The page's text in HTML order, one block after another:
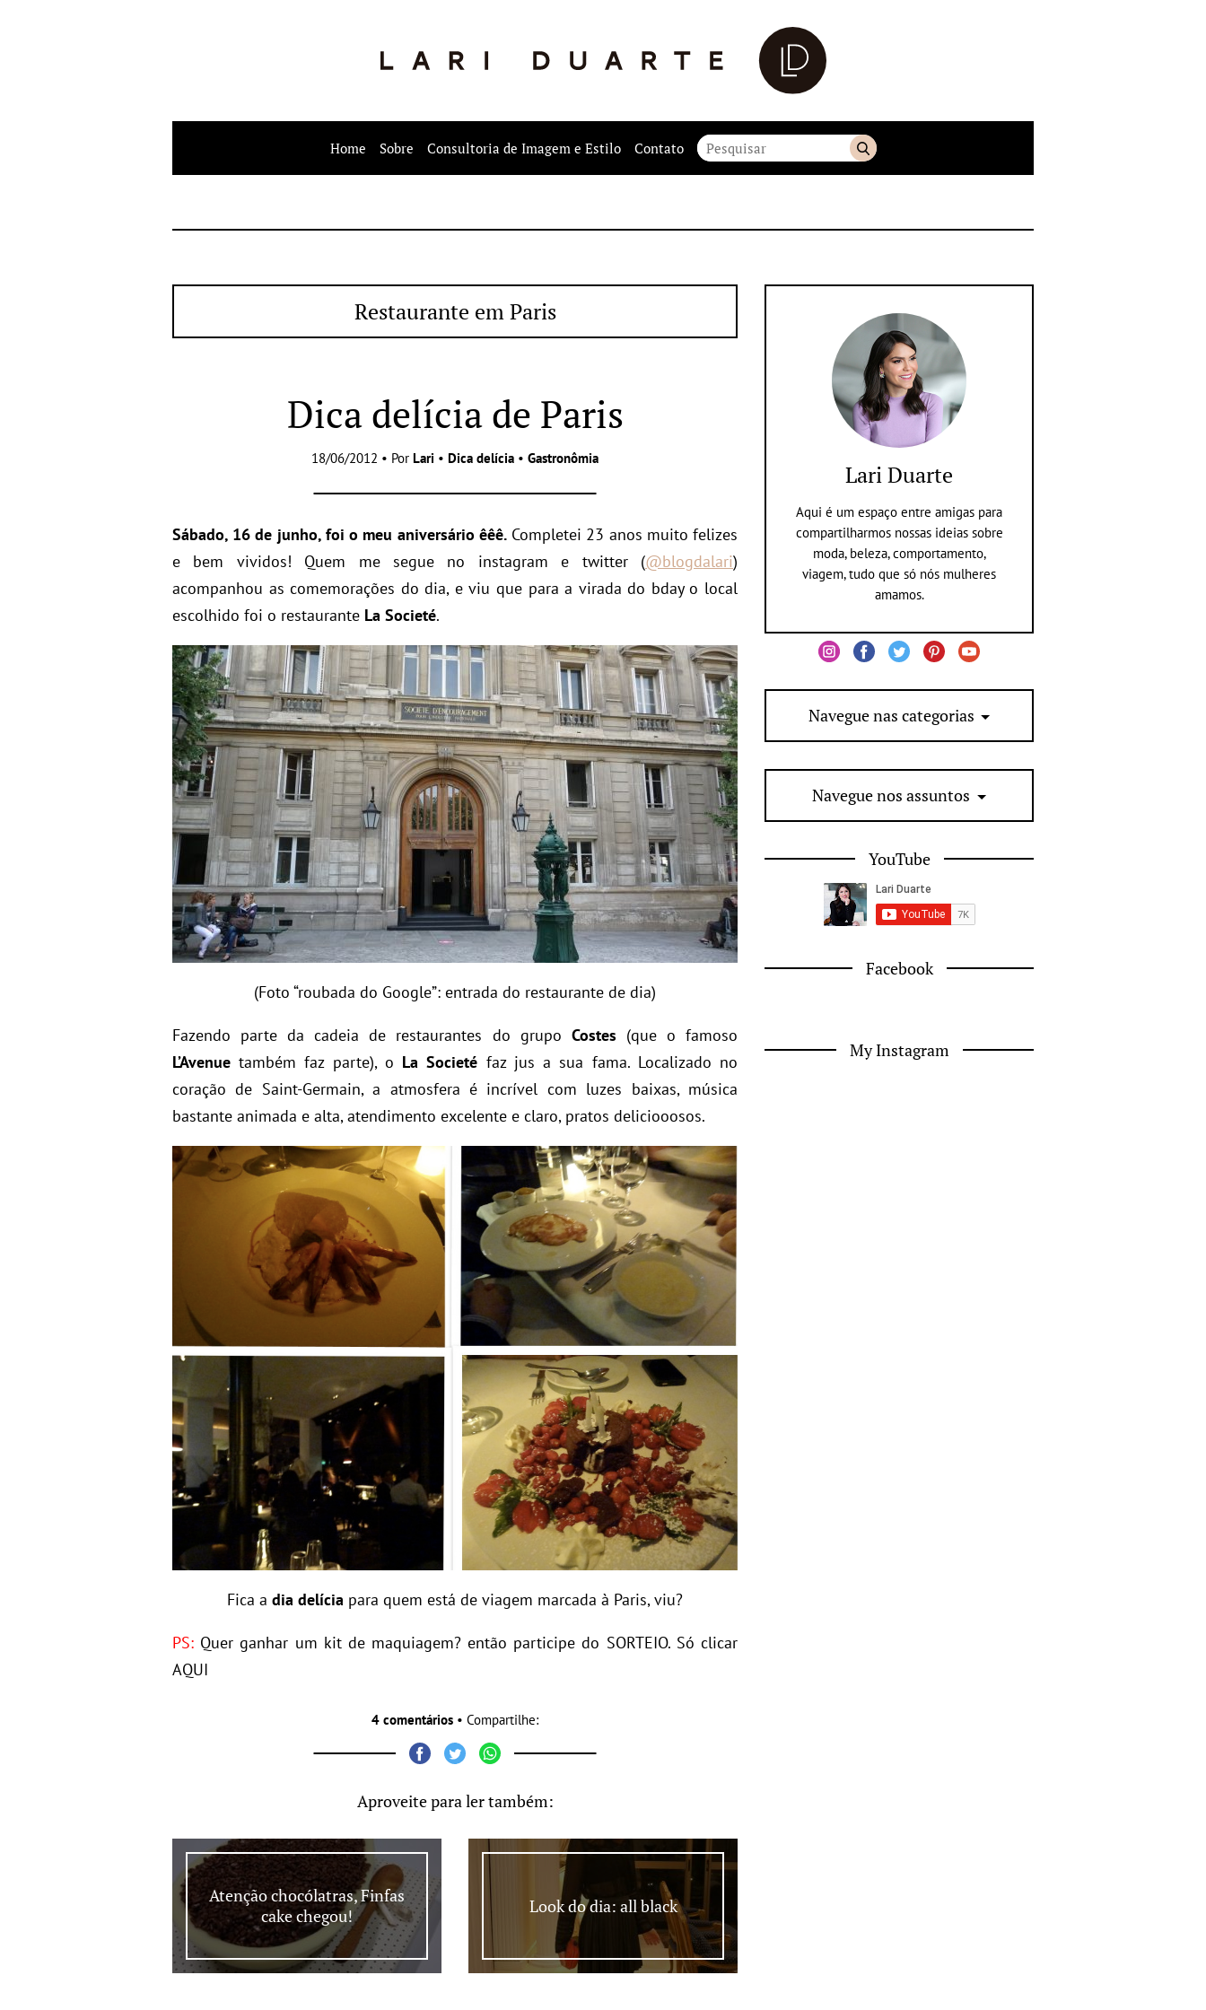
Home Sobre Consultoria de Imagem e Estilo Contato
Restaurante em Paris
Dica delícia de Paris
18/06/2012 • Por Lari • Dica delícia • Gastronômia
Sábado, 16 de junho, foi o meu aniversário êêê.Completei 23 anos muito felizes
e bem vividos! Quem me segue no instagram e twitter (@blogdalari)
acompanhou as comemorações do dia, e viu que para a virada do bday o local
escolhido foi o restaurante La Societé.
(Foto “roubada do Google”: entrada do restaurante de dia)
Fazendo parte da cadeia de restaurantes do grupo Costes (que o famoso
L’Avenue também faz parte), o La Societé faz jus a sua fama. Localizado no
coração de Saint-Germain, a atmosfera é incrível com luzes baixas, música
bastante animada e alta, atendimento excelente e claro, pratos deliciooosos.
Fica a dia delícia para quem está de viagem marcada à Paris, viu?
PS: Quer ganhar um kit de maquiagem? então participe do SORTEIO. Só clicar
AQUI
4 comentários • Compartilhe:
Aproveite para ler também:
Atenção chocólatras, Finfas
cake chegou!
Look do dia: all black
Lari Duarte
Aqui é um espaço entre amigas para
compartilharmos nossas ideias sobre
moda, beleza, comportamento,
viagem, tudo que só nós mulheres
amamos.
Navegue nas categorias
Navegue nos assuntos
YouTube
Facebook
My Instagram